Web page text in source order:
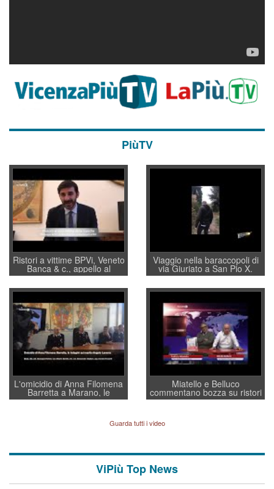
PiùTV
Ristori a vittime BPVi, Veneto
Banca & c., appello al
sottosegretario Alessio
Villarosa: per mettere ordine
convochi con Di Maio CNCU
a supporto della cabina di
regia al Mef
Viaggio nella baraccopoli di
via Giuriato a San Pio X.
Vicenza ai Vicentini: “faremo
un regalo di Natale ai
residenti”
L'omicidio di Anna Filomena
Barretta a Marano, le
indagini dei carabinieri di
quelle di... Barbara D'Urso
Miatello e Belluco
commentano bozza su ristori
BPVi e Veneto Banca
Guarda tutti i video
ViPiù Top News